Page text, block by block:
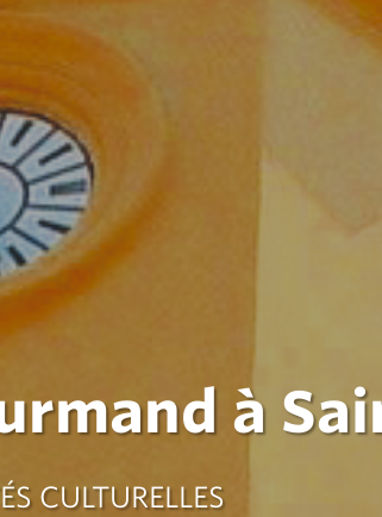
à
CULTURELLES